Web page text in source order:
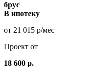
брус
В ипотеку
от 21 015 р/мес
Проект от
18 600 р.